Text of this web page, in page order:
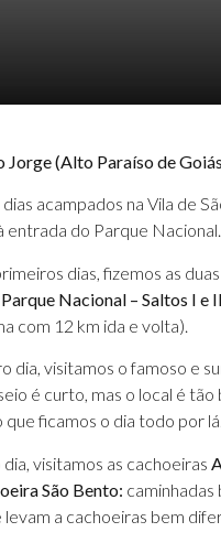
Jorge (Alto Paraíso de
acampados na Vila de
entrada do Parque Nacional.
dias, fizemos as
Parque Nacional – Saltos I e
com 12 km ida e volta).
dia, visitamos o famoso e
é curto, mas o local é
ficamos o dia todo por lá.
visitamos as cachoeiras
São Bento: caminhadas
levam a cachoeiras bem